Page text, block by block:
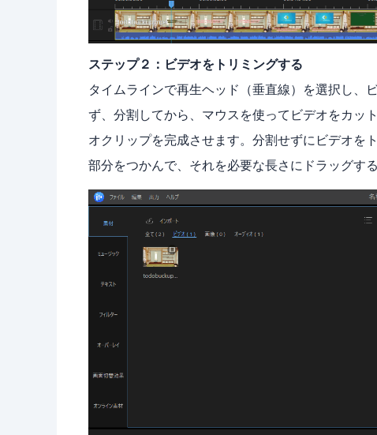
ステップ２：ビデオをトリミングする
タイムラインで再生ヘッド（垂直線）を選択し、
ず、分割してから、マウスを使ってビデオをカッ
オクリップを完成させます。分割せずにビデオを
部分をつかんで、それを必要な長さにドラッグする